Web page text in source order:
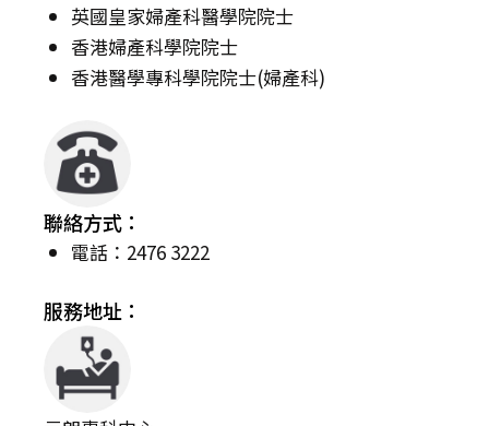
英國皇家婦產科醫學院院士
香港婦產科學院院士
香港醫學專科學院院士(婦產科)
聯絡方式：
電話：2476 3222
服務地址：